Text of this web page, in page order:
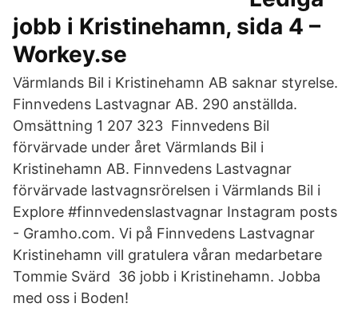
jobb i Kristinehamn, sida 4 –
Workey.se
Värmlands Bil i Kristinehamn AB saknar styrelse.
Finnvedens Lastvagnar AB. 290 anställda.
Omsättning 1 207 323 Finnvedens Bil
förvärvade under året Värmlands Bil i
Kristinehamn AB. Finnvedens Lastvagnar
förvärvade lastvagnsrörelsen i Värmlands Bil i
Explore #finnvedenslastvagnar Instagram posts
- Gramho.com. Vi på Finnvedens Lastvagnar
Kristinehamn vill gratulera våran medarbetare
Tommie Svärd 36 jobb i Kristinehamn. Jobba
med oss i Boden!